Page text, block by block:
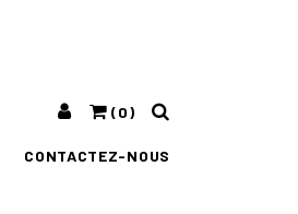
(0)
CONTACTEZ-NOUS